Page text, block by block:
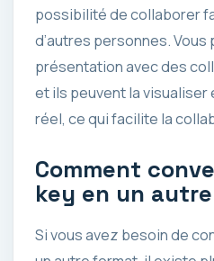
possibilité de collaborer
d’autres personnes.
présentation avec des
et ils peuvent la visualiser
réel, ce qui facilite la
Comment
key en un
Si vous avez besoin de